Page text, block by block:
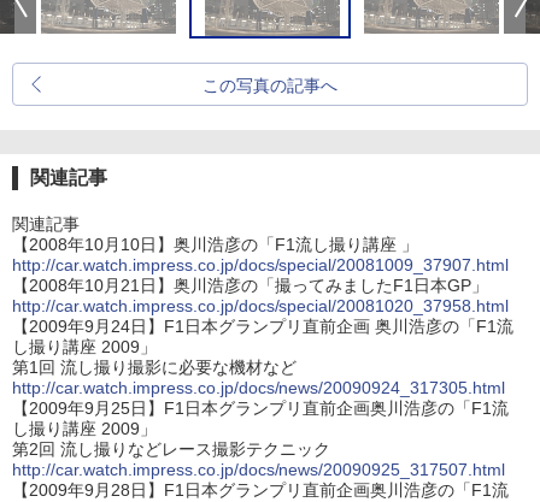
この写真の記事へ
関連記事
関連記事
【2008年10月10日】奥川浩彦の「F1流し撮り講座 」
http://car.watch.impress.co.jp/docs/special/20081009_37907.html
【2008年10月21日】奥川浩彦の「撮ってみましたF1日本GP」
http://car.watch.impress.co.jp/docs/special/20081020_37958.html
【2009年9月24日】F1日本グランプリ直前企画 奥川浩彦の「F1流
し撮り講座 2009」
第1回 流し撮り撮影に必要な機材など
http://car.watch.impress.co.jp/docs/news/20090924_317305.html
【2009年9月25日】F1日本グランプリ直前企画奥川浩彦の「F1流
し撮り講座 2009」
第2回 流し撮りなどレース撮影テクニック
http://car.watch.impress.co.jp/docs/news/20090925_317507.html
【2009年9月28日】F1日本グランプリ直前企画奥川浩彦の「F1流